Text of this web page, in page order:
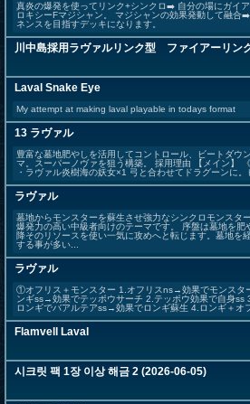
真炎の爆発を使ってリンク+シンクロ➡️ 自分の場にガイ
ロキシーFマジシャン。 マジシャンの効果発動して融合➡️
ネンスを目指すデッキになります。
川中島採用ラヴァルリンク型 ファイアーリン
Laval Snake Eye
My attempt at making laval playable in todays format
13 ラヴァル
豊富な墓地肥やしを活用してコントロール、ビートダウ
マ。スーパーノヴァを狙う構築。 採用理由 【メイン】 《
・ラヴァル炎樹海の妖女×1 弓と合わせてドラグーンに。
ラヴァル
墓地からモンスターを蘇生させ強力なシンクロモンスタ
爆発力の高い中級者向けのテーマです。 序盤は墓地を肥
降そのリソースを使い一気に攻めへと転じます。墓地を
する事が多い...
ラヴァル
①オフリス＋モンスター 1.オフリスns→効果でモンスタ
ンギss→効果でテッポウサーチ 2.テッポウ効果で自身ss
ロンギでバアルテアss→効果でロンギ蘇生 4.ロンギ＋オ
Flamvell Laval
시크릿 팩 1장 이상 해금 2 (2026-06-05)